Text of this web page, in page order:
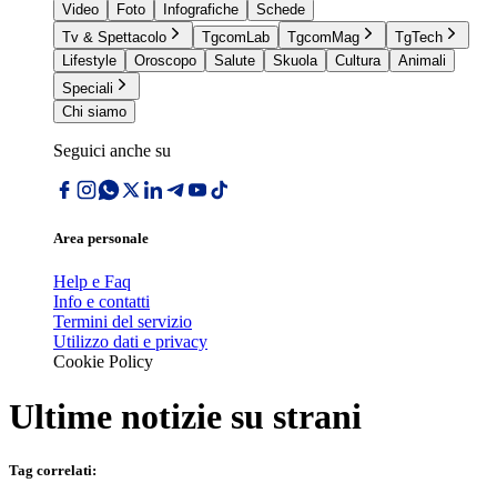
Video
Foto Infografiche
Schede
Tv & Spettacolo
TgcomLab TgcomMag
TgTech
Lifestyle
Oroscopo Salute Skuola Cultura
Animali
Speciali
Chi siamo
Seguici anche su
Area personale
Help e Faq
Info e contatti
Termini del servizio
Utilizzo dati e privacy
Cookie Policy
Ultime notizie su strani
Tag correlati: